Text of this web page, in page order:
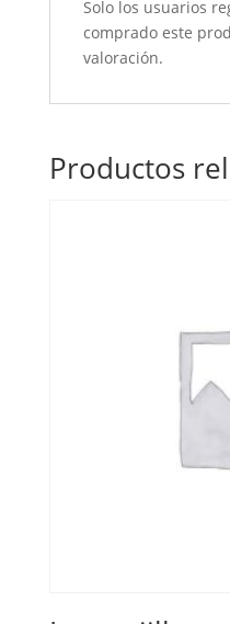
Solo los usuarios
comprado este
valoración.
Productos